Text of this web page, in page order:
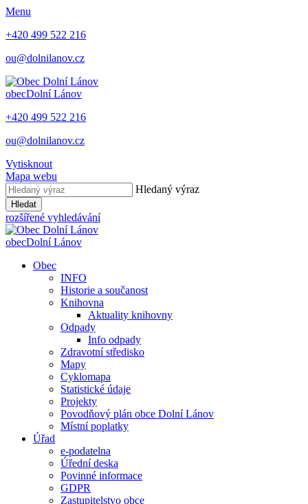
Menu
+420 499 522 216
ou@dolnilanov.cz
obecDolní Lánov
+420 499 522 216
ou@dolnilanov.cz
Vytisknout
Mapa webu
Hledaný výraz
Hledat
rozšířené vyhledávání
obecDolní Lánov
Obec
INFO
Historie a součanost
Knihovna
Aktuality knihovny
Odpady
Info odpady
Zdravotní středisko
Mapy
Cyklomapa
Statistické údaje
Projekty
Povodňový plán obce Dolní Lánov
Místní poplatky
Úřad
e-podatelna
Úřední deska
Povinné informace
GDPR
Zastupitelstvo obce